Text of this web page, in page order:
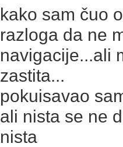
kako sam čuo
razloga da ne
navigacije...ali
zastita...
pokuisavao
ali nista se ne
nista